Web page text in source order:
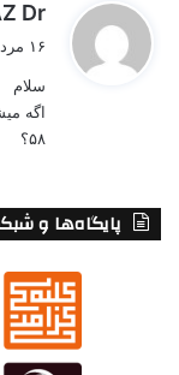
Dr
۱۶ مرداد ۱۳۹۵ در ۱۱:۱۹ ق٫ظ
سلام
اگه
۵۸؟
پایگاه‌ها و